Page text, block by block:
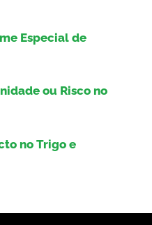
Especial de
ou Risco no
no Trigo e